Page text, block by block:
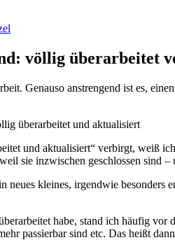
völlig überarbeitet
Genauso anstrengend ist es,
überarbeitet und aktualisiert
und aktualisiert“ verbirgt, weiß
sie inzwischen geschlossen sind
kleines, irgendwie besonders
habe, stand ich häufig vor
passierbar sind etc. Das heißt